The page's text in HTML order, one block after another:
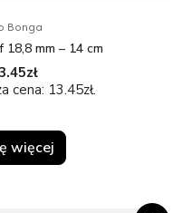
Bonga
mm – 14 cm
zł
cena: 13.45zł.
więcej